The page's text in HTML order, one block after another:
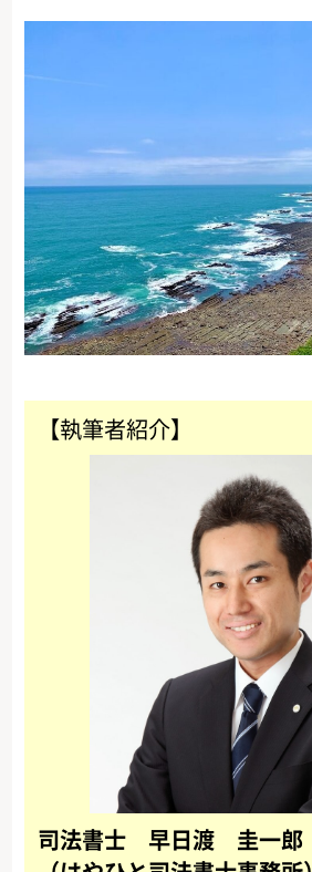
【執筆者紹介】
司法書士 早日渡 圭一郎